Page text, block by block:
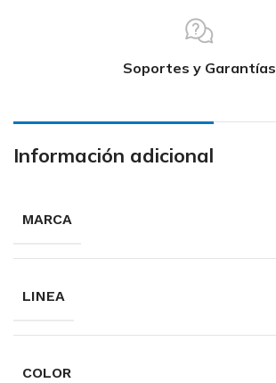
Soportes y Garantías
Información adicional
MARCA
LINEA
COLOR